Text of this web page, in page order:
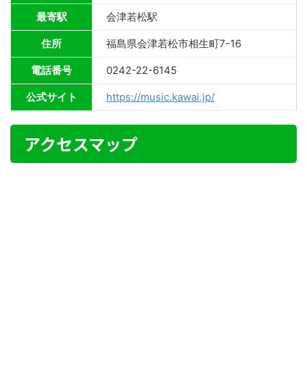
最寄駅 会津若松駅
住所 福島県会津若松市相生町7-16
電話番号 0242-22-6145
公式サイト https://music.kawai.jp/
アクセスマップ